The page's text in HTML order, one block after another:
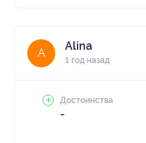
A
Alina
1 год назад
Достоинства
-